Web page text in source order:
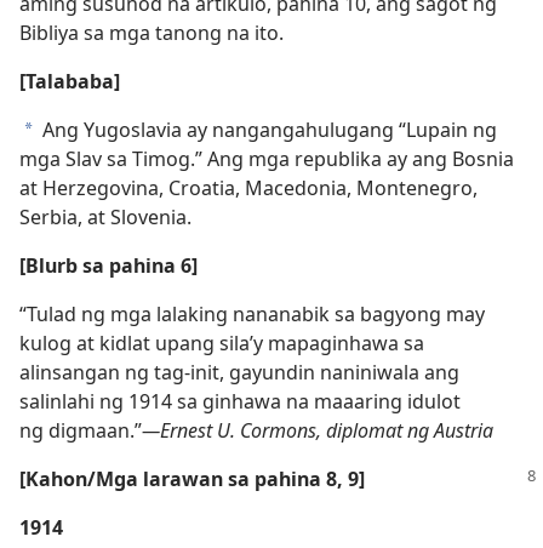
Bibliya sa mga tanong na ito.
[Talababa]
a Ang Yugoslavia ay nangangahulugang “Lupain ng
mga Slav sa Timog.” Ang mga republika ay ang Bosnia
at Herzegovina, Croatia, Macedonia, Montenegro,
Serbia, at Slovenia.
[Blurb sa pahina 6]
“Tulad ng mga lalaking nananabik sa bagyong may
kulog at kidlat upang sila’y mapaginhawa sa
alinsangan ng tag-init, gayundin naniniwala ang
salinlahi ng 1914 sa ginhawa na maaaring idulot
ng digmaan.”​—Ernest U. Cormons, diplomat ng Austria
[Kahon/Mga larawan sa pahina 8, 9]
1914